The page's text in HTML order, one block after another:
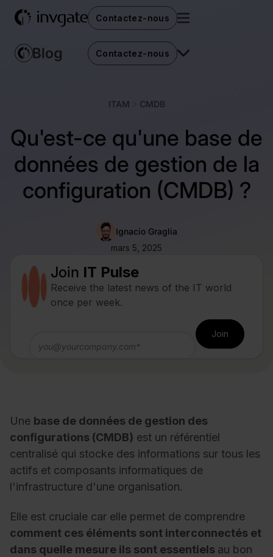
Contactez-nous
Contactez-nous
ITAM CMDB
Qu'est-ce qu'une base de
données de gestion de la
configuration (CMDB) ?
Ignacio Graglia
mars 5, 2025
Join IT Pulse
Receive the latest news of the IT world
once per week.
Une base de données de gestion des
configurations (CMDB) est un référentiel
centralisé qui stocke des informations sur tous les
actifs et composants informatiques de
l'infrastructure d'une organisation.
Elle est cruciale car elle permet de comprendre
comment ces éléments sont interconnectés et
dans quelle mesure ils sont essentiels au bon